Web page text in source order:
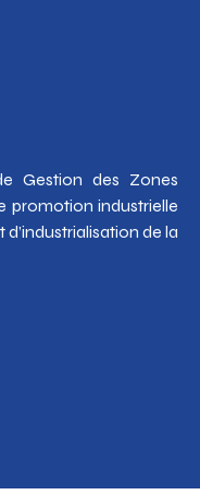
Gestion des Zones
promotion industrielle
de la